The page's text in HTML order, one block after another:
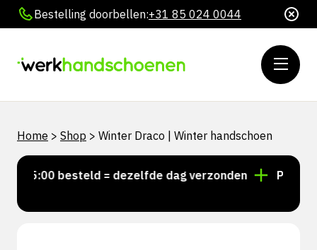
Bestelling doorbellen:+31 85 024 0044
Home > Shop > Winter Draco | Winter handschoen
15:00 besteld = dezelfde dag verzonden